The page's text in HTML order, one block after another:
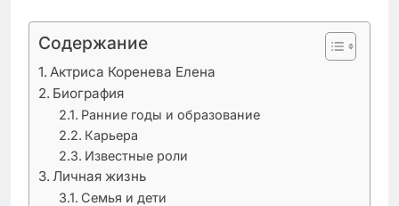
Содержание
Актриса Коренева Елена
Биография
Ранние годы и образование
Карьера
Известные роли
Личная жизнь
Семья и дети